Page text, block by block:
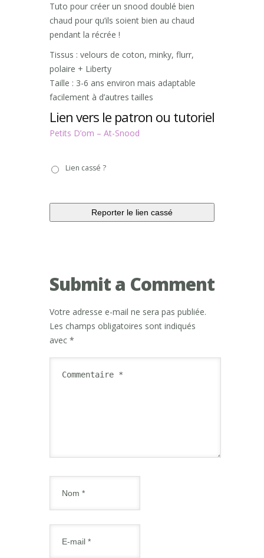
Tuto pour créer un snood doublé bien
chaud pour qu’ils soient bien au chaud
pendant la récrée !
Tissus : velours de coton, minky, flurr,
polaire + Liberty
Taille : 3-6 ans environ mais adaptable
facilement à d’autres tailles
Lien vers le patron ou tutoriel
Petits D’om – At-Snood
casséLien cassé ?
Submit a Comment
Votre adresse e-mail ne sera pas publiée.
Les champs obligatoires sont indiqués
avec *